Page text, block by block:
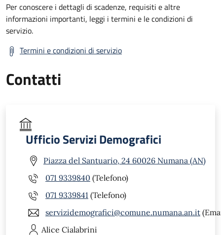
Per conoscere i dettagli di scadenze, requisiti e altre
informazioni importanti, leggi i termini e le condizioni di
servizio.
Termini e condizioni di servizio
Contatti
Ufficio Servizi Demografici
Piazza del Santuario, 24 60026 Numana (AN)
071 9339840 (Telefono)
071 9339841 (Telefono)
servizidemografici@comune.numana.an.it
Alice Cialabrini